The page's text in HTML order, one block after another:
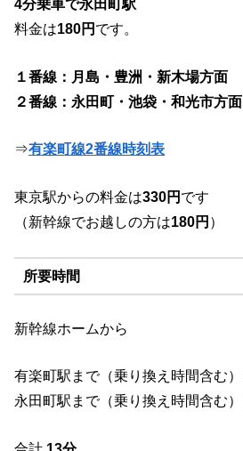
4分乗車で永田町駅
料金は180円 です。
１番線：月島・豊洲・新木場方面
２番線：永田町・池袋・和光市方面
⇒有楽町線2番線時刻表
東京駅からの料金は330円 です
（新幹線でお越しの方は180円 ）
所要時間
新幹線ホームから
有楽町駅まで（乗り換え時間含む）
永田町駅まで（乗り換え時間含む）